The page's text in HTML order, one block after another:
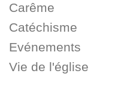
Carême
Catéchisme
Evénements
Vie de l'église